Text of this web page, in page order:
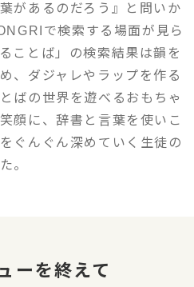
があるのだろう』と問いか
で検索する場面が見ら
ことば」の検索結果は韻を
、ダジャレやラップを作る
ばの世界を遊べるおもちゃ
顔に、辞書と言葉を使いこ
ぐんぐん深めていく生徒の
。
ーを終えて